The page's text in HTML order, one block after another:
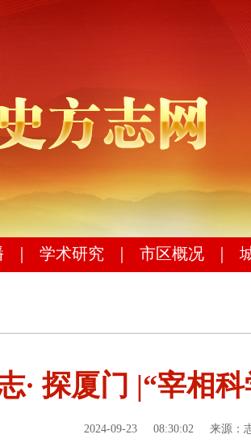
学术研究 市区概况
· 探厦门 |“宰相
2024-09-23 08:30:02 来源：